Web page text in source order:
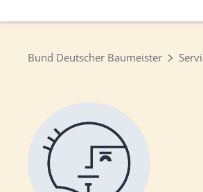
Bund Deutscher Baumeister